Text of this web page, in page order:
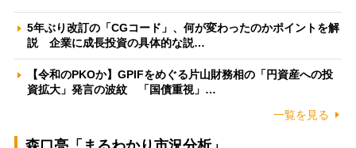
5年ぶり改訂の「CGコード」、何が変わったのかポイントを解
説 企業に成長投資の具体的な説…
【令和のPKOか】GPIFをめぐる片山財務相の「円資産への投
資拡大」発言の波紋 「国債重視」…
一覧を見る